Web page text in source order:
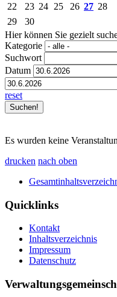
22
23 24 25 26 27 28
29
30
Hier können Sie gezielt
Kategorie
Suchwort
Datum
reset
Es wurden keine
drucken nach oben
Quicklinks
Kontakt
Inhaltsverzeichnis
Impressum
Datenschutz